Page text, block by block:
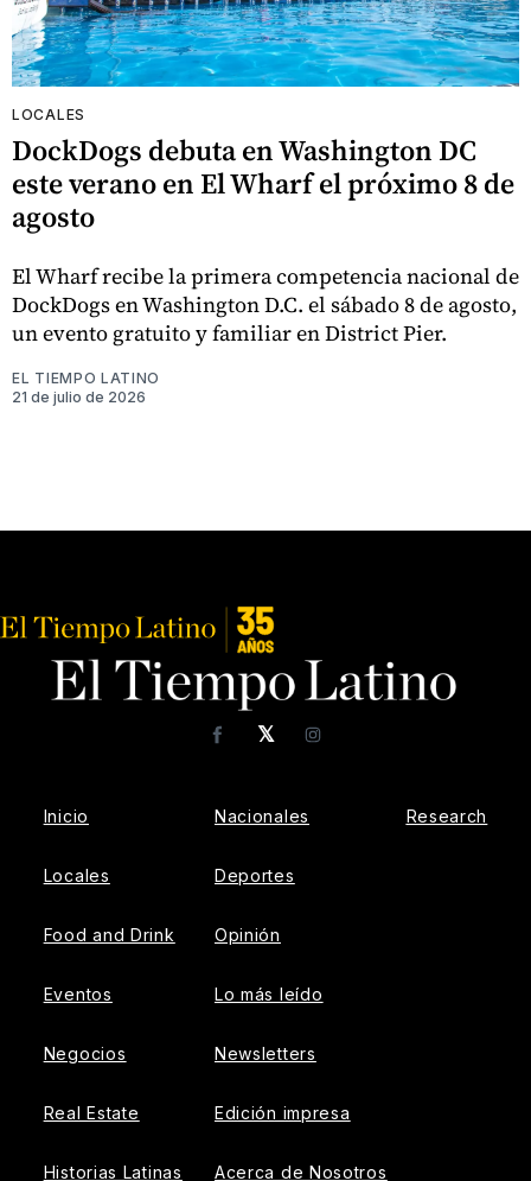
LOCALES
DockDogs debuta en Washington DC
este verano en El Wharf el próximo 8 de
agosto
El Wharf recibe la primera competencia nacional de
DockDogs en Washington D.C. el sábado 8 de agosto,
un evento gratuito y familiar en District Pier.
EL TIEMPO LATINO
21 de julio de 2026
𝕏
FacebookInstagram
Inicio
Locales
Food and Drink
Eventos
Negocios
Real Estate
Historias Latinas
Nacionales
Deportes
Opinión
Lo más leído
Newsletters
Edición impresa
Acerca de Nosotros
Research